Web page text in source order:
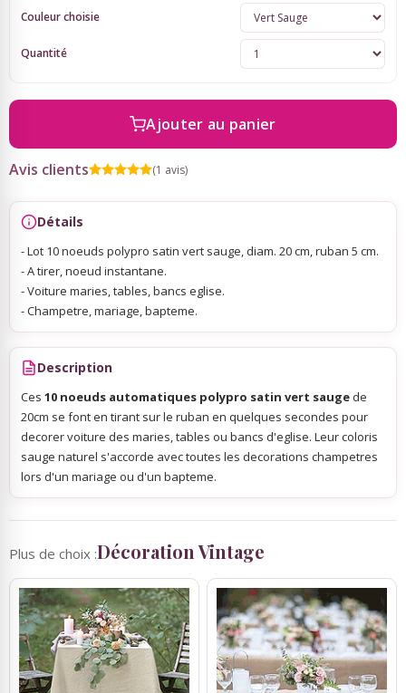
Sky Lanterns
Rubans Tulle Organdi
Scrapbooking, Loisirs Créatifs
Couleur choisie
Quantité
Ajouter au panier
Avis clients (1 avis)
Détails
- Lot 10 noeuds polypro satin vert sauge, diam. 20 cm, ruban 5 cm.
- A tirer, noeud instantane.
- Voiture maries, tables, bancs eglise.
- Champetre, mariage, bapteme.
Description
Ces 10 noeuds automatiques polypro satin vert sauge de
20cm se font en tirant sur le ruban en quelques secondes pour
decorer voiture des maries, tables ou bancs d'eglise. Leur coloris
sauge naturel s'accorde avec toutes les decorations champetres
lors d'un mariage ou d'un bapteme.
Plus de choix :Décoration Vintage